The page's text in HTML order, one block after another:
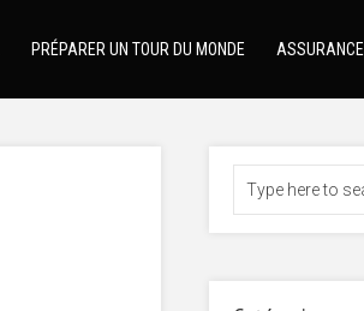
PRÉPARER UN TOUR DU MONDE